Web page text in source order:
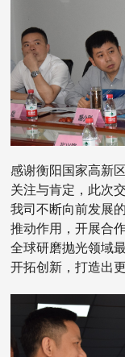
感谢衡阳国家高新
关注与肯定，此次
我司不断向前发展
推动作用，开展合
全球研磨抛光领域
开拓创新，打造出